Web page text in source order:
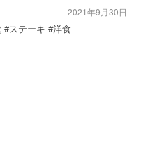
ステーキ #洋食
2021年9月30日